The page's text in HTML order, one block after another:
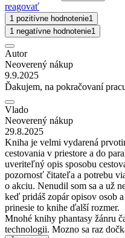
reagovať
1 pozitívne hodnotenie1
1 negatívne hodnotenie1
Autor
Neoverený nákup
9.9.2025
Ďakujem, na pokračovaní
Vlado
Neoverený nákup
29.8.2025
Kniha je velmi vydarená
cestovania v priestore a do
uveriteľný opis sposobu
pozornosť čitateľa a potrebu
o akciu. Nenudil som sa a už
keď pridáš zopár opisov osob
prinesie to knihe ďalší rozmer.
Mnohé knihy phantasy žánru
technologii. Mozno sa raz